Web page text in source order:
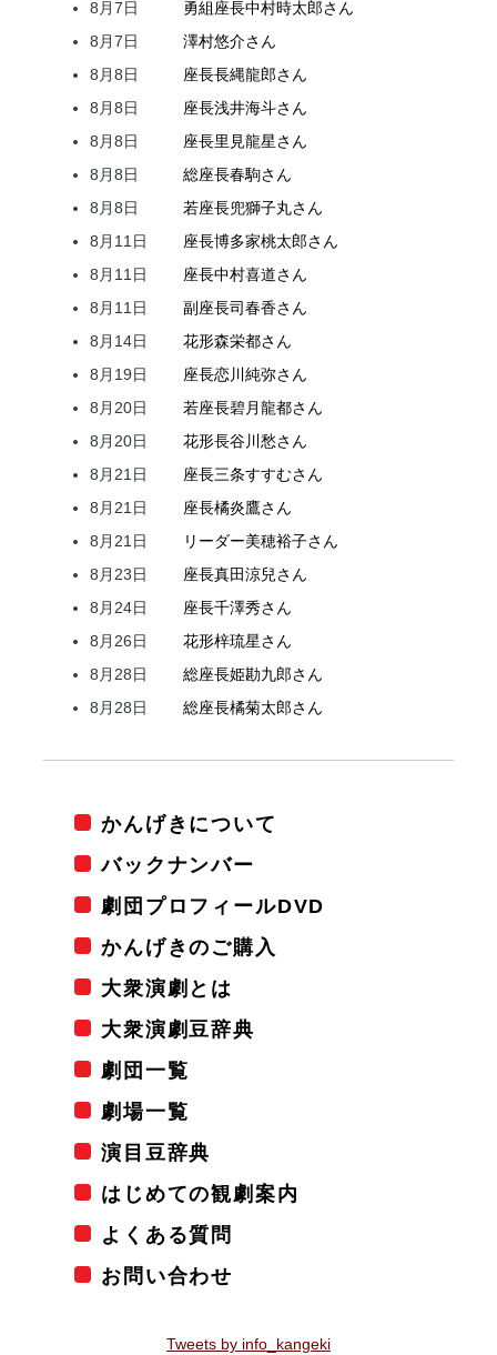
8月7日
勇組座長中村時太郎さん
8月7日
澤村悠介さん
8月8日
座長長縄龍郎さん
8月8日
座長浅井海斗さん
8月8日
座長里見龍星さん
8月8日
総座長春駒さん
8月8日
若座長兜獅子丸さん
8月11日
座長博多家桃太郎さん
8月11日
座長中村喜道さん
8月11日
副座長司春香さん
8月14日
花形森栄都さん
8月19日
座長恋川純弥さん
8月20日
若座長碧月龍都さん
8月20日
花形長谷川愁さん
8月21日
座長三条すすむさん
8月21日
座長橘炎鷹さん
8月21日
リーダー美穂裕子さん
8月23日
座長真田涼兒さん
8月24日
座長千澤秀さん
8月26日
花形梓琉星さん
8月28日
総座長姫勘九郎さん
8月28日
総座長橘菊太郎さん
かんげきについて
バックナンバー
劇団プロフィールDVD
かんげきのご購入
大衆演劇とは
大衆演劇豆辞典
劇団一覧
劇場一覧
演目豆辞典
はじめての観劇案内
よくある質問
お問い合わせ
Tweets by info_kangeki